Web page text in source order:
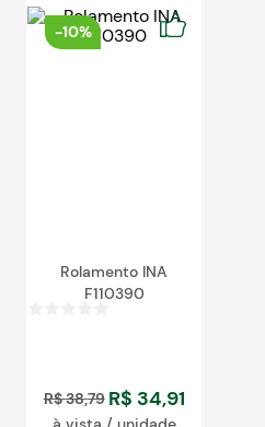
-10%
Rolamento INA
F110390
R$38,79 R$ 34,91
Blog